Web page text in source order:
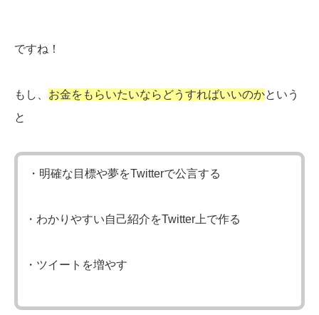
ですね！
もし、 お金をもらいたいならどうすればいいのかという
と
・明確な目標や夢をTwitterで公言する
・わかりやすい自己紹介をTwitter上で作る
・ツイートを増やす